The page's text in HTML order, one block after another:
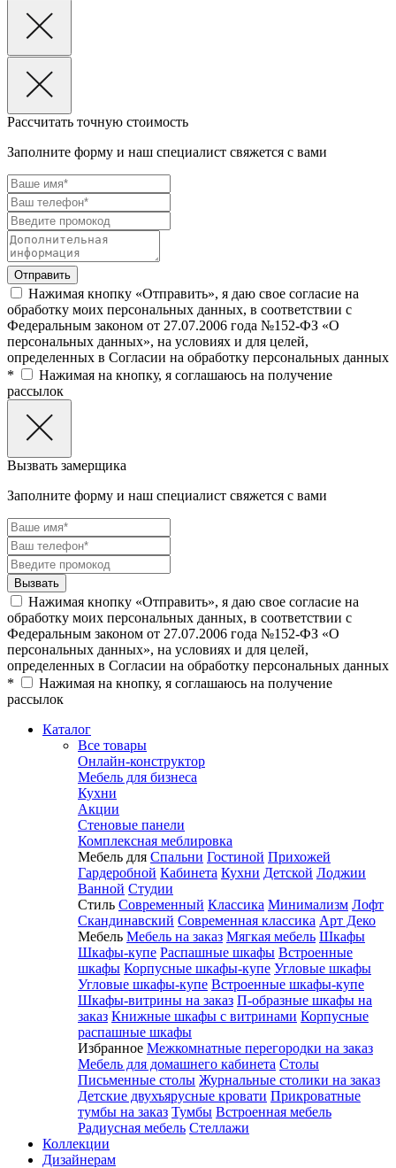
Рассчитать точную стоимость
Заполните форму и наш специалист свяжется с вами
Нажимая кнопку «Отправить», я даю свое согласие на
обработку моих персональных данных, в соответствии с
Федеральным законом от 27.07.2006 года №152-ФЗ «О
персональных данных», на условиях и для целей,
определенных в Согласии на обработку персональных данных
*
Нажимая на кнопку, я соглашаюсь на получение
рассылок
Вызвать замерщика
Заполните форму и наш специалист свяжется с вами
Нажимая кнопку «Отправить», я даю свое согласие на
обработку моих персональных данных, в соответствии с
Федеральным законом от 27.07.2006 года №152-ФЗ «О
персональных данных», на условиях и для целей,
определенных в Согласии на обработку персональных данных
*
Нажимая на кнопку, я соглашаюсь на получение
рассылок
Каталог
Все товары
Онлайн-конструктор
Мебель для бизнеса
Кухни
Акции
Стеновые панели
Комплексная меблировка
Мебель для Спальни Гостиной Прихожей
Гардеробной Кабинета Кухни Детской Лоджии
Ванной Студии
Стиль Современный Классика Минимализм Лофт
Скандинавский Современная классика Арт Деко
Мебель Мебель на заказ Мягкая мебель Шкафы
Шкафы-купе Распашные шкафы Встроенные
шкафы Корпусные шкафы-купе Угловые шкафы
Угловые шкафы-купе Встроенные шкафы-купе
Шкафы-витрины на заказ П-образные шкафы на
заказ Книжные шкафы с витринами Корпусные
распашные шкафы
Избранное Межкомнатные перегородки на заказ
Мебель для домашнего кабинета Столы
Письменные столы Журнальные столики на заказ
Детские двухъярусные кровати Прикроватные
тумбы на заказ Тумбы Встроенная мебель
Радиусная мебель Стеллажи
Коллекции
Дизайнерам